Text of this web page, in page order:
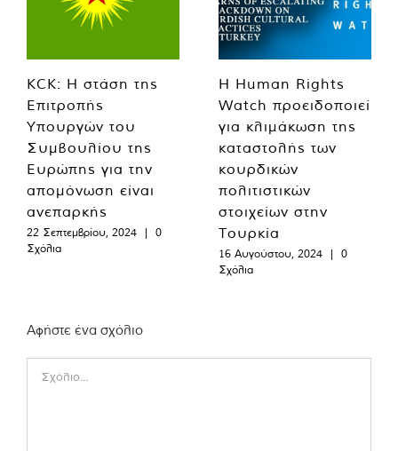
KCK: Η στάση της
Επιτροπής
Υπουργών του
Συμβουλίου της
Ευρώπης για την
απομόνωση είναι
ανεπαρκής
22 Σεπτεμβρίου, 2024 |
0
Σχόλια
Η Human Rights
Watch προειδοποιεί
για κλιμάκωση της
καταστολής των
κουρδικών
πολιτιστικών
στοιχείων στην
Τουρκία
16 Αυγούστου, 2024 |
0
Σχόλια
Αφήστε ένα σχόλιο